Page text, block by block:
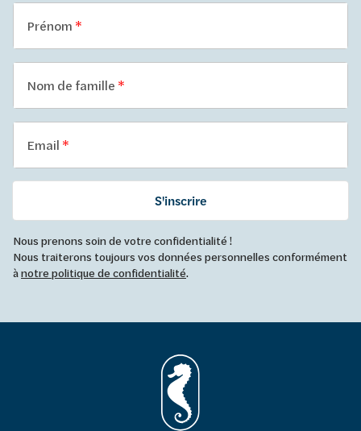
Prénom
Nom de famille
Email
S'inscrire
Nous prenons soin de votre confidentialité !
Nous traiterons toujours vos données personnelles conformément
ànotre politique de confidentialité.